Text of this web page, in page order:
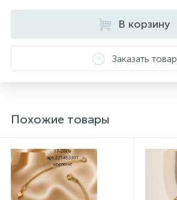
В корзину
Заказать товар
Похожие товары